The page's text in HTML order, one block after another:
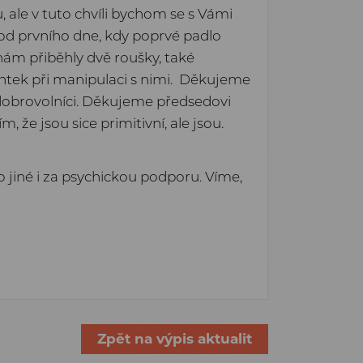
v tuto chvíli bychom se s Vámi
prvního dne, kdy poprvé padlo
přiběhly dvě roušky, také
při manipulaci s nimi. Děkujeme
Děkujeme předsedovi
že jsou sice primitivní, ale jsou.
jiné i za psychickou podporu. Víme,
Zpět na výpis aktualit